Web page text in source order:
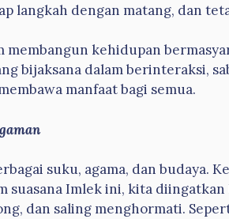
langkah dengan matang, dan
membangun kehidupan
bijaksana dalam berinteraksi,
manfaat bagi semua.
suku, agama, dan budaya.
suasana Imlek ini, kita
dan saling menghormati.